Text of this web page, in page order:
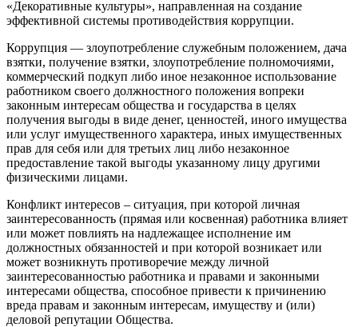
«Декоративные культуры», направленная на создание
эффективной системы противодействия коррупции.
Коррупция — злоупотребление служебным положением, дача
взятки, получение взятки, злоупотребление полномочиями,
коммерческий подкуп либо иное незаконное использование
работником своего должностного положения вопреки
законным интересам общества и государства в целях
получения выгоды в виде денег, ценностей, иного имущества
или услуг имущественного характера, иных имущественных
прав для себя или для третьих лиц либо незаконное
предоставление такой выгоды указанному лицу другими
физическими лицами.
Конфликт интересов – ситуация, при которой личная
заинтересованность (прямая или косвенная) работника влияет
или может повлиять на надлежащее исполнение им
должностных обязанностей и при которой возникает или
может возникнуть противоречие между личной
заинтересованностью работника и правами и законными
интересами общества, способное привести к причинению
вреда правам и законным интересам, имуществу и (или)
деловой репутации Общества.